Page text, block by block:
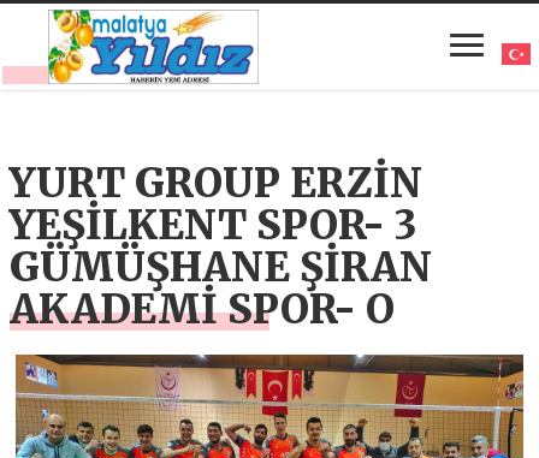
YURT GROUP ERZİN
YEŞİLKENT SPOR- 3
GÜMÜŞHANE ŞİRAN
AKADEMİ SPOR- O